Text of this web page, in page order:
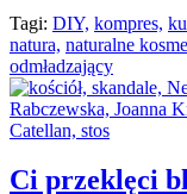
Tagi: DIY, kompres,
natura, naturalne
odmładzający
Ci przeklęci